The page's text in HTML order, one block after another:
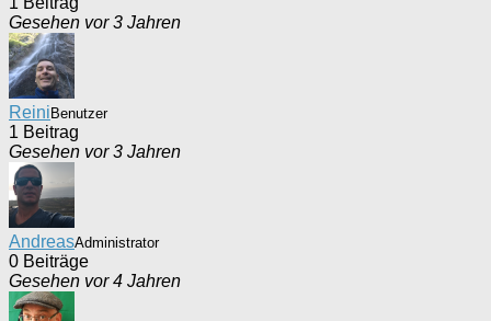
Gesehen vor 3 Jahren
ReiniBenutzer
1 Beitrag
Gesehen vor 3 Jahren
AndreasAdministrator
0 Beiträge
Gesehen vor 4 Jahren